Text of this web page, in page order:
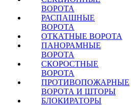
ВОРОТА
РАСПАШНЫЕ
ВОРОТА
ОТКАТНЫЕ ВОРОТА
ПАНОРАМНЫЕ
ВОРОТА
СКОРОСТНЫЕ
ВОРОТА
ПРОТИВОПОЖАРНЫЕ
ВОРОТА И ШТОРЫ
БЛОКИРАТОРЫ